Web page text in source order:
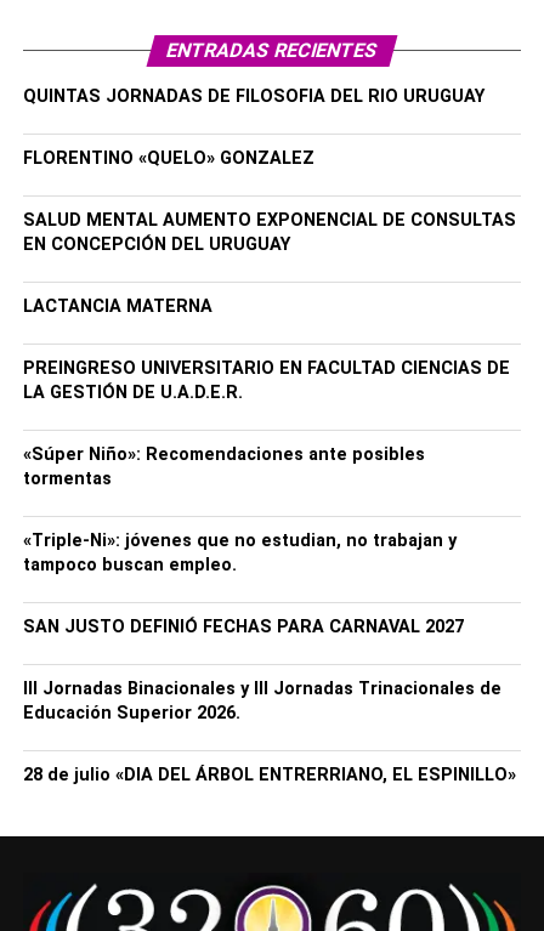
ENTRADAS RECIENTES
QUINTAS JORNADAS DE FILOSOFIA DEL RIO URUGUAY
FLORENTINO «QUELO» GONZALEZ
SALUD MENTAL AUMENTO EXPONENCIAL DE CONSULTAS
EN CONCEPCIÓN DEL URUGUAY
LACTANCIA MATERNA
PREINGRESO UNIVERSITARIO EN FACULTAD CIENCIAS DE
LA GESTIÓN DE U.A.D.E.R.
«Súper Niño»: Recomendaciones ante posibles
tormentas
«Triple-Ni»: jóvenes que no estudian, no trabajan y
tampoco buscan empleo.
SAN JUSTO DEFINIÓ FECHAS PARA CARNAVAL 2027
III Jornadas Binacionales y III Jornadas Trinacionales de
Educación Superior 2026.
28 de julio «DIA DEL ÁRBOL ENTRERRIANO, EL ESPINILLO»